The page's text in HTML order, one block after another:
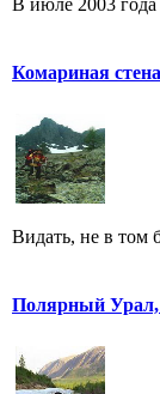
Комариная стена
Видать, не в том
Полярный Урал,